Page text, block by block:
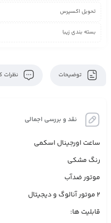
تحویل اکسپرس
بسته بندی زیبا
توضیحات نظرات
نقد و بررسی اجمالی
ساعت اورجینال اسکمی
رنگ مشکی
موتور ضدآب
۲ موتور آنالوگ و دیجیتال
قابلیت ها: